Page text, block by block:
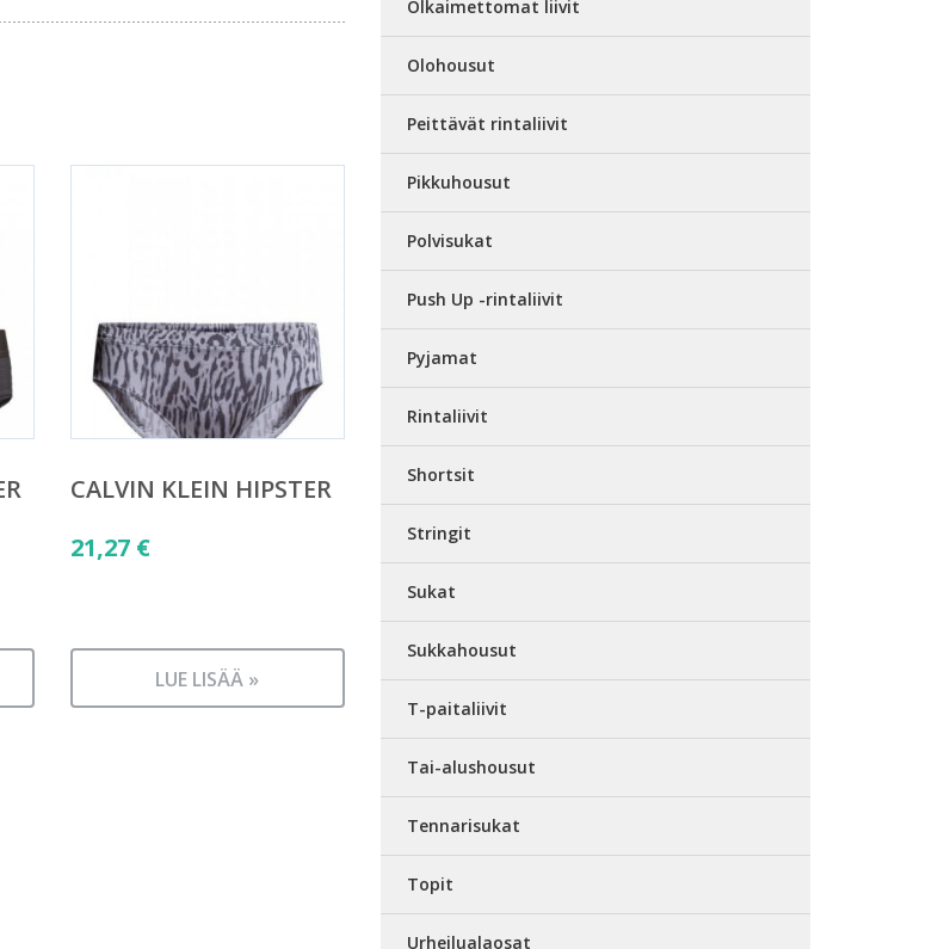
CALVIN KLEIN HIPSTER
21,27 €
LUE LISÄÄ »
Olkaimettomat liivit
Olohousut
Peittävät rintaliivit
Pikkuhousut
Polvisukat
Push Up -rintaliivit
Pyjamat
Rintaliivit
Shortsit
Stringit
Sukat
Sukkahousut
T-paitaliivit
Tai-alushousut
Tennarisukat
Topit
Urheilualaosat